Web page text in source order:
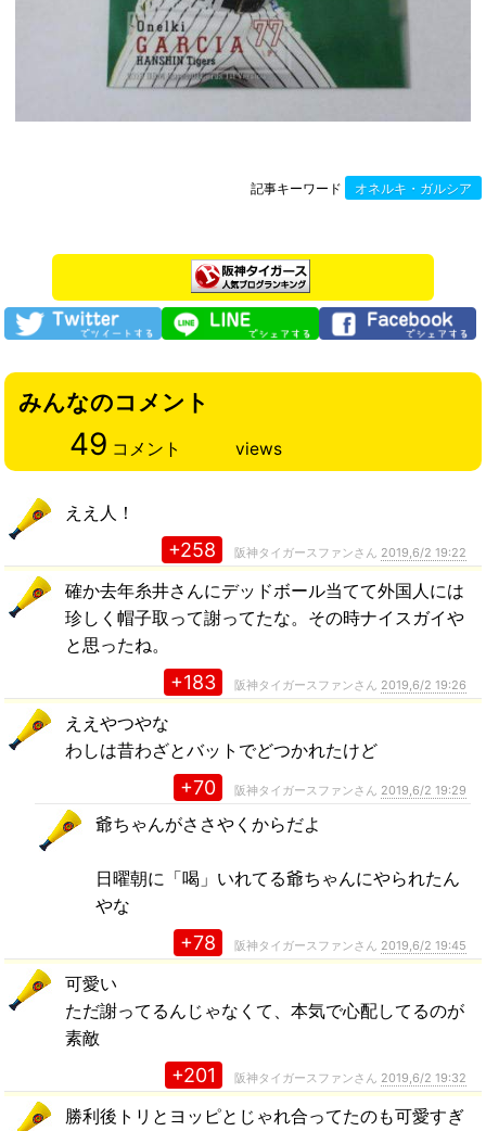
記事キーワード オネルキ・ガルシア
みんなのコメント
49 コメント views
ええ人！
+258 阪神タイガースファンさん 2019,6/2 19:22
確か去年糸井さんにデッドボール当てて外国人には
珍しく帽子取って謝ってたな。その時ナイスガイや
と思ったね。
+183 阪神タイガースファンさん 2019,6/2 19:26
ええやつやな
わしは昔わざとバットでどつかれたけど
+70 阪神タイガースファンさん 2019,6/2 19:29
爺ちゃんがささやくからだよ
日曜朝に「喝」いれてる爺ちゃんにやられたん
やな
+78 阪神タイガースファンさん 2019,6/2 19:45
可愛い
ただ謝ってるんじゃなくて、本気で心配してるのが
素敵
+201 阪神タイガースファンさん 2019,6/2 19:32
勝利後トリとヨッピとじゃれ合ってたのも可愛すぎ